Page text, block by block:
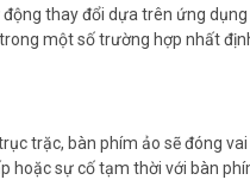
thay đổi dựa trên ứng
một số trường hợp nhất
trặc, bàn phím ảo sẽ đóng
hoặc sự cố tạm thời với bàn